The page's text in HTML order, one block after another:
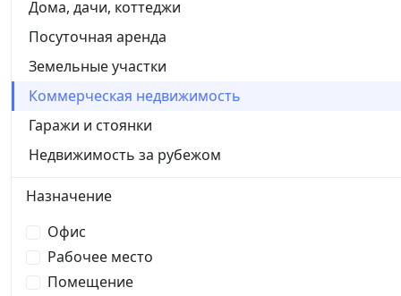
Дома, дачи, коттеджи
Посуточная аренда
Земельные участки
Коммерческая недвижимость
Гаражи и стоянки
Недвижимость за рубежом
Назначение
Офис
Рабочее место
Помещение